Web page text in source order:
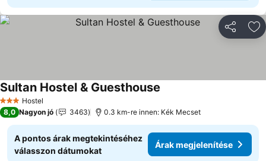
3 Kategória
Hostel
Sultan Hostel & Guesthouse
8,0 Nagyon jó 3463 0.3 km-re innen: Kék Mecset
A pontos árak megtekintéséhez
válasszon dátumokat
Árak megjelenítése